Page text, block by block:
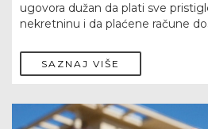
ugovora dužan da plati sve
nekretninu i da plaćene račune
SAZNAJ VIŠE